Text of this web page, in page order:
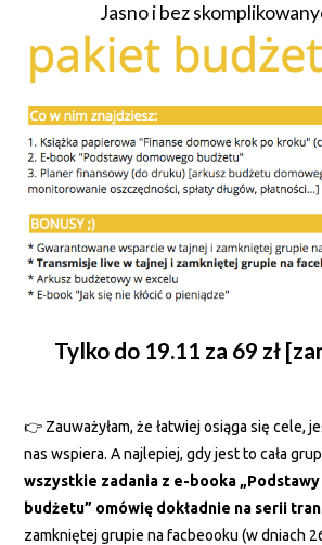
Jasno i bez
Tylko do 19.11 za 69 zł
👉 Zauważyłam, że łatwiej osiąga się cele,
nas wspiera. A najlepiej, gdy jest to cała
wszystkie zadania z e-booka
budżetu” omówię dokładnie na serii
zamkniętej grupie na facbeooku (w dniach